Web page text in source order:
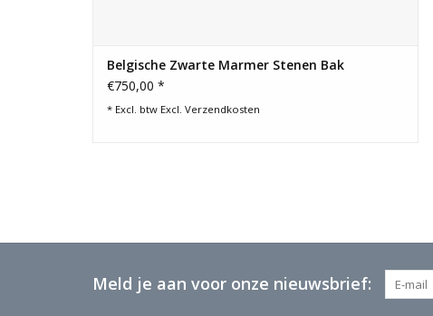
Belgische Zwarte Marmer Stenen Bak
€750,00 *
* Excl. btw Excl. Verzendkosten
Meld je aan voor onze nieuwsbrief: